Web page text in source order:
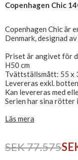
Copenhagen Chic
Copenhagen Chic är
Denmark, designad
Priset är angivet för
H50 cm
Tvättställsmått: 55 x
Levereras exkl.
Kan levereras med
Serien har sina rötter
detaljer.
kvalitet enligt stolta
Läs mera
SEK 77.575